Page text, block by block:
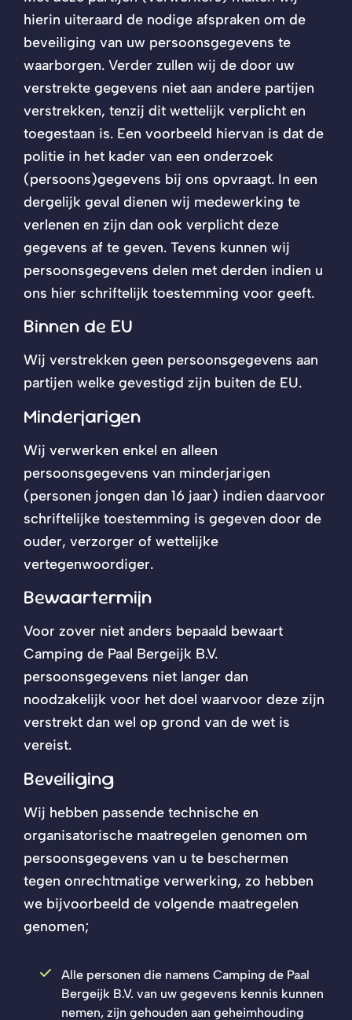
hierin uiteraard de nodige afspraken om de
beveiliging van uw persoonsgegevens te
waarborgen. Verder zullen wij de door uw
verstrekte gegevens niet aan andere partijen
verstrekken, tenzij dit wettelijk verplicht en
toegestaan is. Een voorbeeld hiervan is dat de
politie in het kader van een onderzoek
(persoons)gegevens bij ons opvraagt. In een
dergelijk geval dienen wij medewerking te
verlenen en zijn dan ook verplicht deze
gegevens af te geven. Tevens kunnen wij
persoonsgegevens delen met derden indien u
ons hier schriftelijk toestemming voor geeft.
Binnen de EU
Wij verstrekken geen persoonsgegevens aan
partijen welke gevestigd zijn buiten de EU.
Minderjarigen
Wij verwerken enkel en alleen
persoonsgegevens van minderjarigen
(personen jongen dan 16 jaar) indien daarvoor
schriftelijke toestemming is gegeven door de
ouder, verzorger of wettelijke
vertegenwoordiger.
Bewaartermijn
Voor zover niet anders bepaald bewaart
Camping de Paal Bergeijk B.V.
persoonsgegevens niet langer dan
noodzakelijk voor het doel waarvoor deze zijn
verstrekt dan wel op grond van de wet is
vereist.
Beveiliging
Wij hebben passende technische en
organisatorische maatregelen genomen om
persoonsgegevens van u te beschermen
tegen onrechtmatige verwerking, zo hebben
we bijvoorbeeld de volgende maatregelen
genomen;
Alle personen die namens Camping de Paal
Bergeijk B.V. van uw gegevens kennis kunnen
nemen, zijn gehouden aan geheimhouding